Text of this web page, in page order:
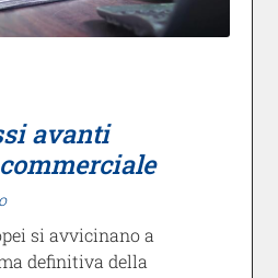
avanti
si avvicinano a
definitiva della